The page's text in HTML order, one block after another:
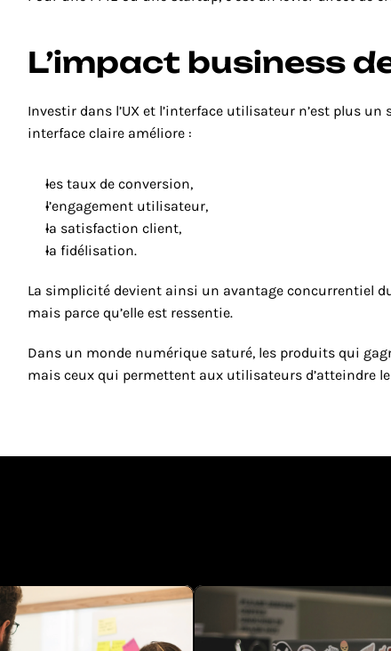
L’impact business de
Investir dans l’UX et l’interface utilisateur n’est plus un
interface claire améliore :
les taux de conversion,
l’engagement utilisateur,
la satisfaction client,
la fidélisation.
La simplicité devient ainsi un avantage concurrentiel
mais parce qu’elle est ressentie.
Dans un monde numérique saturé, les produits qui
mais ceux qui permettent aux utilisateurs d’atteindre